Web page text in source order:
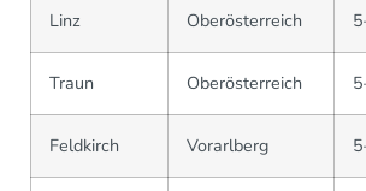
Linz Oberösterreich
Traun Oberösterreich
Feldkirch Vorarlberg